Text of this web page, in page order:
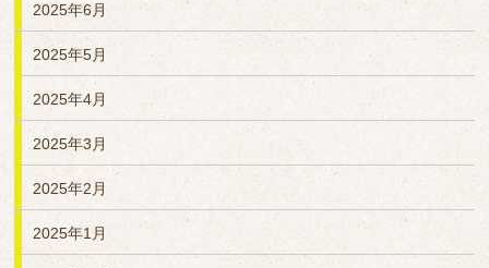
2025年6月
2025年5月
2025年4月
2025年3月
2025年2月
2025年1月